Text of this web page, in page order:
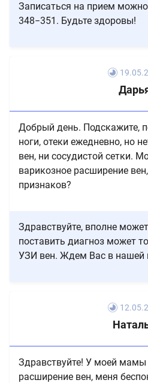
Записаться на прием
348−351. Будьте здоровы!
Добрый день. Подскажите,
ноги, отеки ежедневно, но
вен, ни сосудистой сетки.
варикозное расширение
признаков?
Здравствуйте, вполне
поставить диагноз может
УЗИ вен. Ждем Вас в нашей
Здравствуйте! У моей мамы
расширение вен, меня